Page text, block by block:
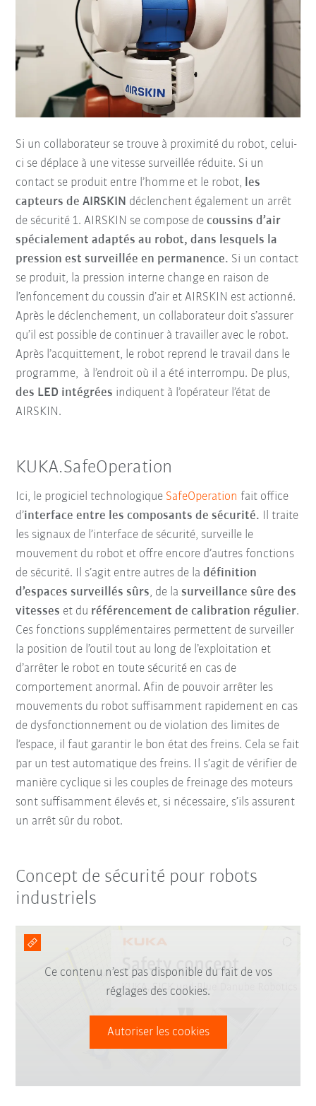
Si un collaborateur se trouve à proximité du robot, celui-
ci se déplace à une vitesse surveillée réduite. Si un
contact se produit entre l’homme et le robot, les
capteurs de AIRSKIN déclenchent également un arrêt
de sécurité 1. AIRSKIN se compose decoussins d’air
spécialement adaptés au robot, dans lesquels la
pression est surveillée en permanence. Si un contact
se produit, la pression interne change en raison de
l’enfoncement du coussin d’air et AIRSKIN est actionné.
Après le déclenchement, un collaborateur doit s’assurer
qu’il est possible de continuer à travailler avec le robot.
Après l’acquittement, le robot reprend le travail dans le
programme, à l’endroit où il a été interrompu. De plus,
des LED intégrées indiquent à l’opérateur l’état de
AIRSKIN.
KUKA.SafeOperation
Ici, le progiciel technologique SafeOperation fait office
d’interface entre les composants de sécurité. Il traite
les signaux de l’interface de sécurité, surveille le
mouvement du robot et offre encore d’autres fonctions
de sécurité. Il s’agit entre autres de la définition
d’espaces surveillés sûrs, de lasurveillance sûre des
vitesses et du référencement de calibration régulier.
Ces fonctions supplémentaires permettent de surveiller
la position de l’outil tout au long de l’exploitation et
d’arrêter le robot en toute sécurité en cas de
comportement anormal. Afin de pouvoir arrêter les
mouvements du robot suffisamment rapidement en cas
de dysfonctionnement ou de violation des limites de
l’espace, il faut garantir le bon état des freins. Cela se fait
par un test automatique des freins. Il s’agit de vérifier de
manière cyclique si les couples de freinage des moteurs
sont suffisamment élevés et, si nécessaire, s’ils assurent
un arrêt sûr du robot.
Concept de sécurité pour robots
industriels
Ce contenu n’est pas disponible du fait de vos
réglages des cookies.
Autoriser les cookies